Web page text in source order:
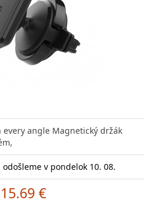
every angle Magnetický držák
odošleme v pondelok 10. 08.
15.69 €